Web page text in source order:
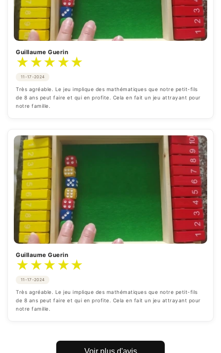
Guillaume Guerin
★★★★★
11-17-2024
Très agréable. Le jeu implique des mathématiques que notre petit-fils
de 8 ans peut faire et qui en profite. Cela en fait un jeu attrayant pour
notre famille.
Guillaume Guerin
★★★★★
11-17-2024
Très agréable. Le jeu implique des mathématiques que notre petit-fils
de 8 ans peut faire et qui en profite. Cela en fait un jeu attrayant pour
notre famille.
Voir plus d'avis